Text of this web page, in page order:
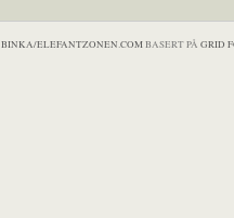
BINKA/ELEFANTZONEN.COMBASERT PÅ GRID